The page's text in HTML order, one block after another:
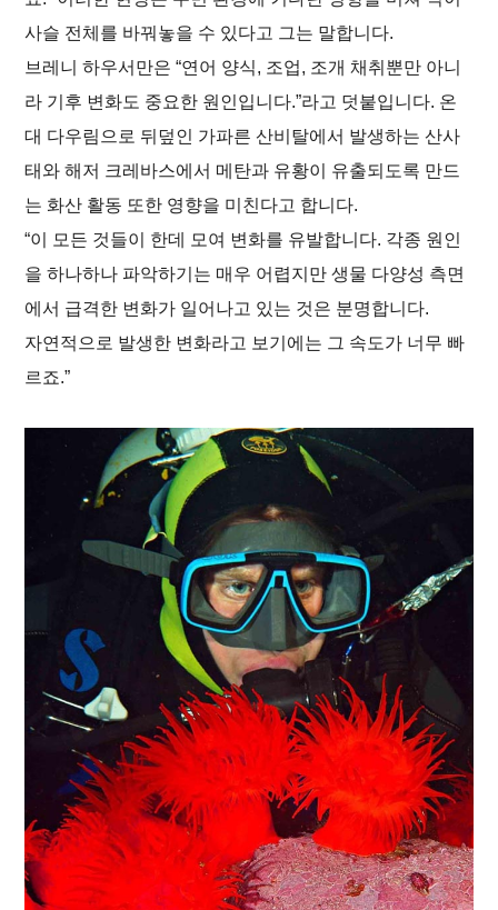
사슬 전체를 바꿔놓을 수 있다고 그는 말합니다.
브레니 하우서만은 “연어 양식, 조업, 조개 채취뿐만 아니
라 기후 변화도 중요한 원인입니다.”라고 덧붙입니다. 온
대 다우림으로 뒤덮인 가파른 산비탈에서 발생하는 산사
태와 해저 크레바스에서 메탄과 유황이 유출되도록 만드
는 화산 활동 또한 영향을 미친다고 합니다.
“이 모든 것들이 한데 모여 변화를 유발합니다. 각종 원인
을 하나하나 파악하기는 매우 어렵지만 생물 다양성 측면
에서 급격한 변화가 일어나고 있는 것은 분명합니다.
자연적으로 발생한 변화라고 보기에는 그 속도가 너무 빠
르죠.”